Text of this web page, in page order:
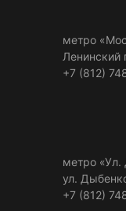
метро
Ленинский
+7 (812)
метро «Ул.
ул.
+7 (812)